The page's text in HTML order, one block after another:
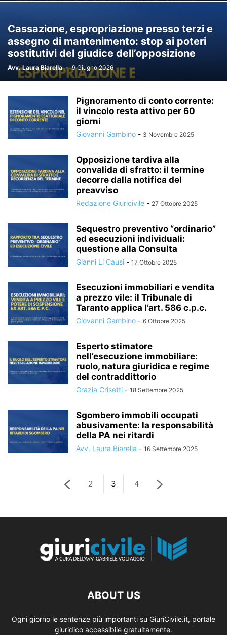
Cassazione, espropriazione presso terzi e
assegno di mantenimento: stop ai poteri
sostitutivi del giudice dell’opposizione
Avv. Laura Biarella - 9 Giugno 2026
Pignoramento di conto corrente:
il vincolo resta attivo per 60
giorni
Giovanni Gambino - 3 Novembre 2025
Opposizione tardiva alla
convalida di sfratto: il termine
decorre dalla notifica del
preavviso
Redazione Giuricivile - 27 Ottobre 2025
Sequestro preventivo “ordinario”
ed esecuzioni individuali:
questione alla Consulta
Gianni Li Causi - 17 Ottobre 2025
Esecuzioni immobiliari e vendita
a prezzo vile: il Tribunale di
Taranto applica l’art. 586 c.p.c.
Giovanni Gambino - 6 Ottobre 2025
Esperto stimatore
nell’esecuzione immobiliare:
ruolo, natura giuridica e regime
del contraddittorio
Grazia Crisetti - 18 Settembre 2025
Sgombero immobili occupati
abusivamente: la responsabilità
della PA nei ritardi
Avv. Laura Biarella - 16 Settembre 2025
2 3 4
ABOUT US
Ogni giorno le sentenze più importanti su GiuriCivile.it, portale
giuridico accessibile gratuitamente.